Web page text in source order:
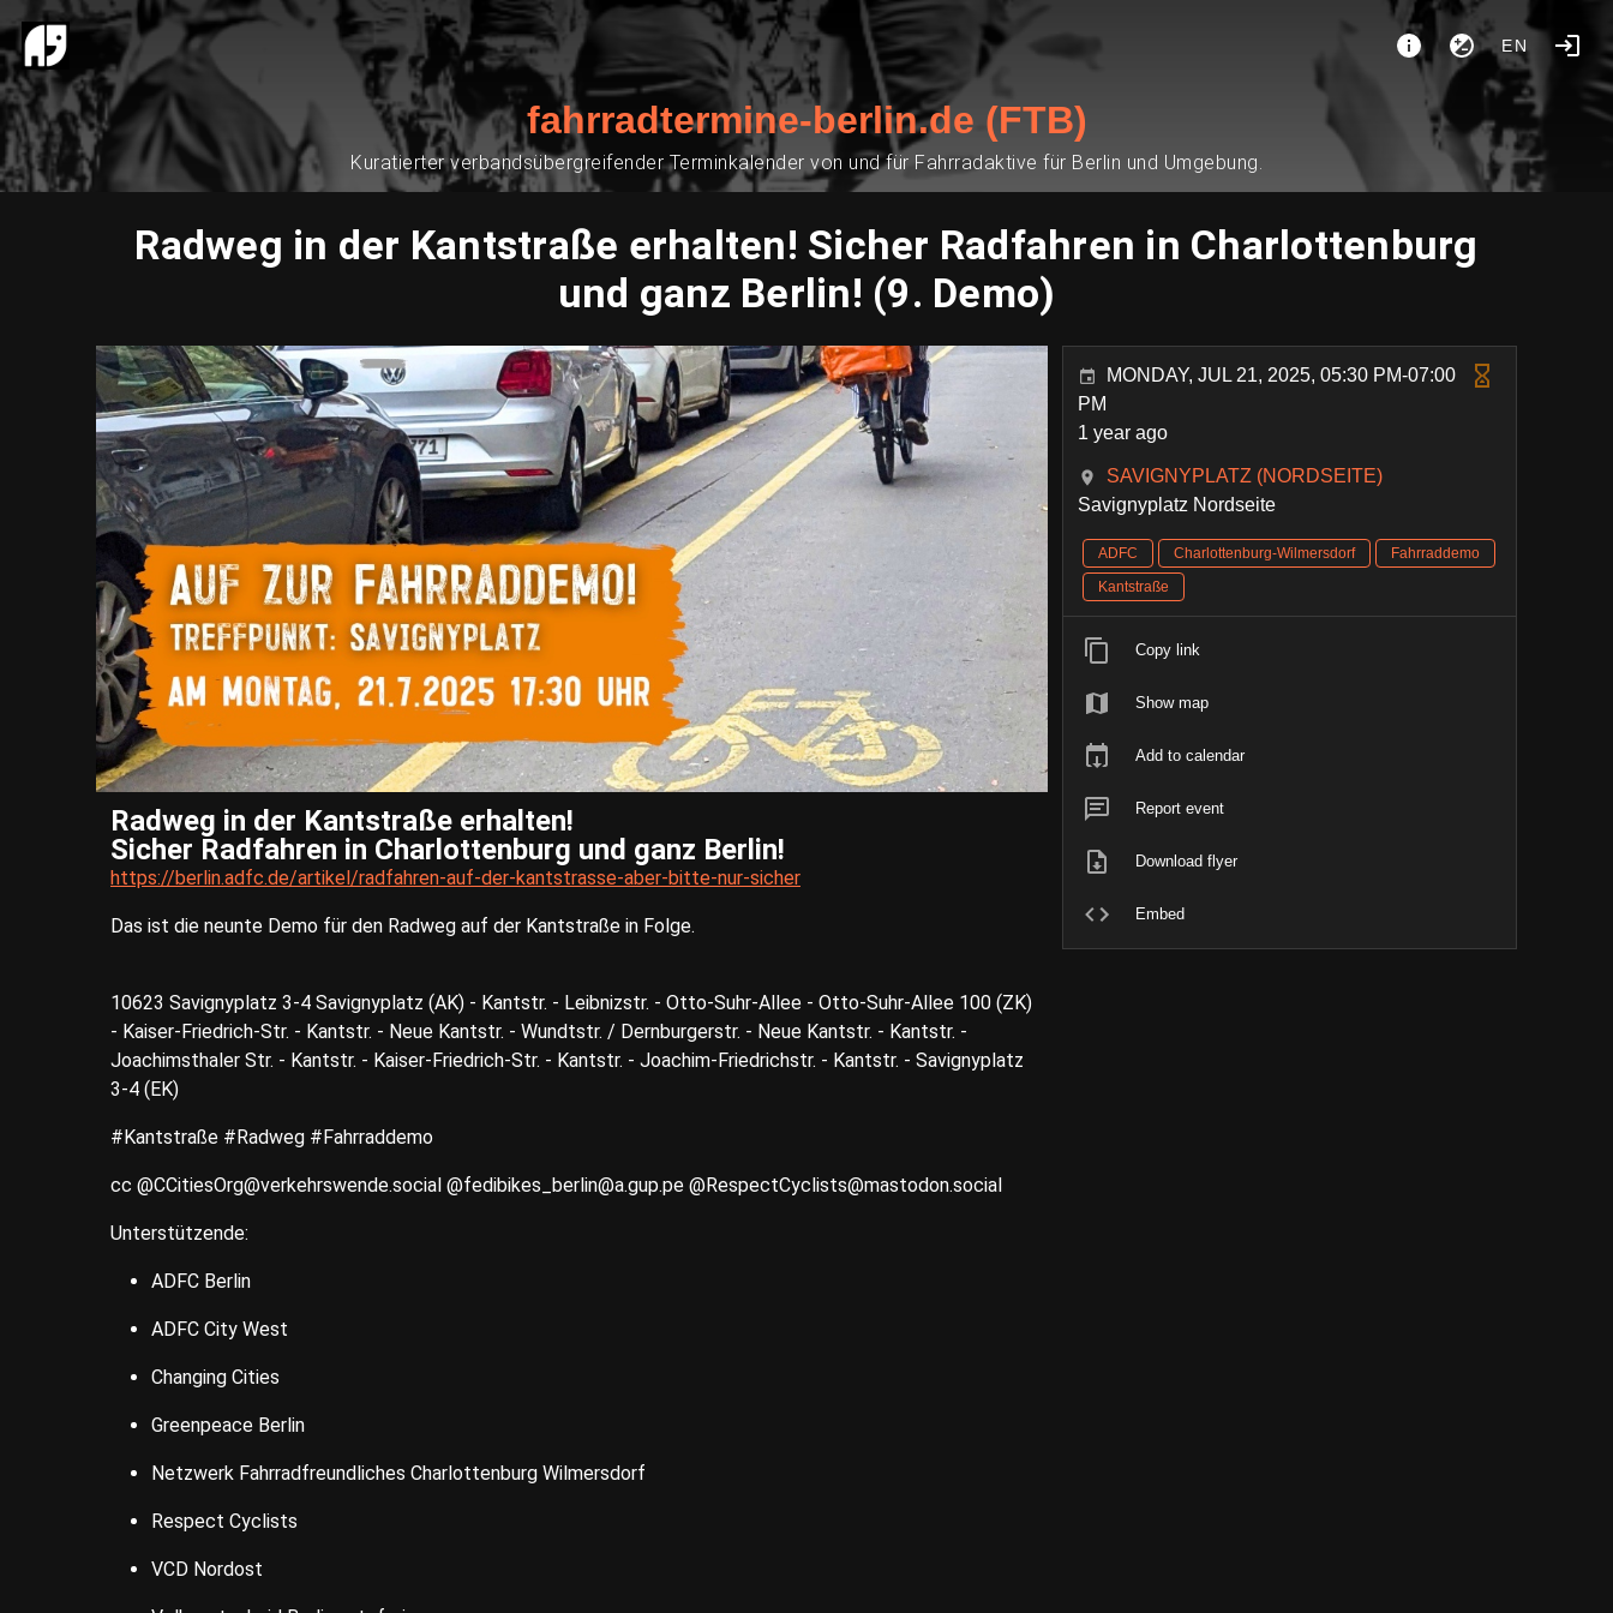
EN
fahrradtermine-berlin.de (FTB)
Kuratierter verbandsübergreifender Terminkalender von und für Fahrradaktive für Berlin und Umgebung.
Radweg in der Kantstraße erhalten! Sicher Radfahren in Charlottenburg
und ganz Berlin! (9. Demo)
Radweg in der Kantstraße erhalten!
Sicher Radfahren in Charlottenburg und ganz Berlin!
https://berlin.adfc.de/artikel/radfahren-auf-der-kantstrasse-aber-bitte-nur-sicher
Das ist die neunte Demo für den Radweg auf der Kantstraße in Folge.
10623 Savignyplatz 3-4 Savignyplatz (AK) - Kantstr. - Leibnizstr. - Otto-Suhr-Allee - Otto-Suhr-Allee 100 (ZK)
- Kaiser-Friedrich-Str. - Kantstr. - Neue Kantstr. - Wundtstr. / Dernburgerstr. - Neue Kantstr. - Kantstr. -
Joachimsthaler Str. - Kantstr. - Kaiser-Friedrich-Str. - Kantstr. - Joachim-Friedrichstr. - Kantstr. - Savignyplatz
3-4 (EK)
#Kantstraße #Radweg #Fahrraddemo
cc @CCitiesOrg@verkehrswende.social @fedibikes_berlin@a.gup.pe @RespectCyclists@mastodon.social
Unterstützende:
ADFC Berlin
ADFC City West
Changing Cities
Greenpeace Berlin
Netzwerk Fahrradfreundliches Charlottenburg Wilmersdorf
Respect Cyclists
VCD Nordost
MONDAY, JUL 21, 2025, 05:30 PM-07:00
PM
1 year ago
SAVIGNYPLATZ (NORDSEITE)
Savignyplatz Nordseite
ADFC Charlottenburg-Wilmersdorf
Fahrraddemo
Kantstraße
Copy link
Show map
Add to calendar
Report event
Download flyer
Embed